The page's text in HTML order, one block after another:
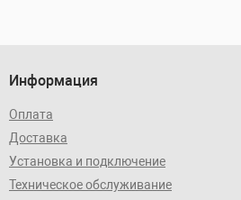
Информация
Оплата
Доставка
Установка и подключение
Техническое обслуживание